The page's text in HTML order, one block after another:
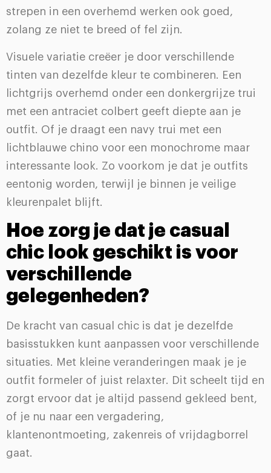
strepen in een overhemd werken ook goed,
zolang ze niet te breed of fel zijn.
Visuele variatie creëer je door verschillende
tinten van dezelfde kleur te combineren. Een
lichtgrijs overhemd onder een donkergrijze trui
met een antraciet colbert geeft diepte aan je
outfit. Of je draagt een navy trui met een
lichtblauwe chino voor een monochrome maar
interessante look. Zo voorkom je dat je outfits
eentonig worden, terwijl je binnen je veilige
kleurenpalet blijft.
Hoe zorg je dat je casual
chic look geschikt is voor
verschillende
gelegenheden?
De kracht van casual chic is dat je dezelfde
basisstukken kunt aanpassen voor verschillende
situaties. Met kleine veranderingen maak je je
outfit formeler of juist relaxter. Dit scheelt tijd en
zorgt ervoor dat je altijd passend gekleed bent,
of je nu naar een vergadering,
klantenontmoeting, zakenreis of vrijdagborrel
gaat.